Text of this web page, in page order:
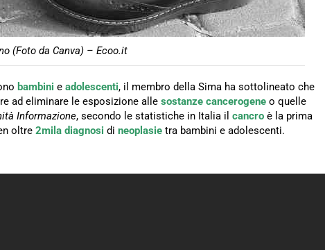
(Foto da Canva) – Ecoo.it
bambini e adolescenti, il membro della Sima ha sottolineato che
ad eliminare le esposizione alle sostanze cancerogene o quelle
Informazione, secondo le statistiche in Italia il cancro è la prima
oltre 2mila diagnosi di neoplasie tra bambini e adolescenti.